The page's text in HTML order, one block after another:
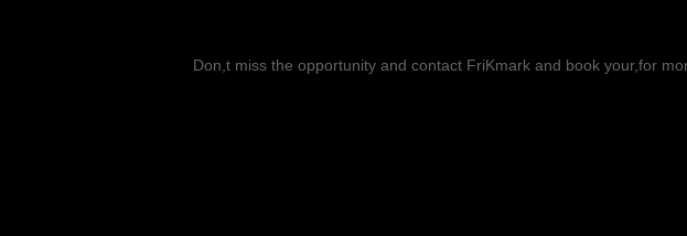
Don,t miss the opportunity and contact FriKmark and book your,for